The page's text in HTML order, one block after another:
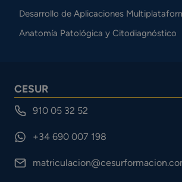
Desarrollo de Aplicaciones
Anatomía Patológica y Citodiagnóstico
CESUR
910 05 32 52
+34 690 007 198